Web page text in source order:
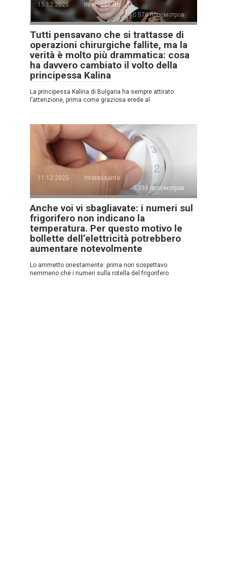
15.12.2025
Interessante
576 просмотров
Tutti pensavano che si trattasse di
operazioni chirurgiche fallite, ma la
verità è molto più drammatica: cosa
ha davvero cambiato il volto della
principessa Kalina
La principessa Kalina di Bulgaria ha sempre attirato
l’attenzione, prima come graziosa erede al
11.12.2025
Interessante
358 просмотров
Anche voi vi sbagliavate: i numeri sul
frigorifero non indicano la
temperatura. Per questo motivo le
bollette dell’elettricità potrebbero
aumentare notevolmente
Lo ammetto onestamente: prima non sospettavo
nemmeno che i numeri sulla rotella del frigorifero